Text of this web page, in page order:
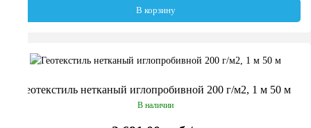
В корзину
Геотекстиль нетканый иглопробивной 200 г/м2, 1 м 50 м
В наличии